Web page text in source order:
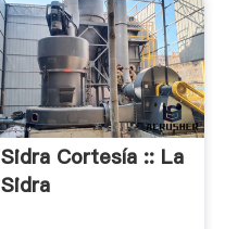
Sidra Cortesía :: La
Sidra